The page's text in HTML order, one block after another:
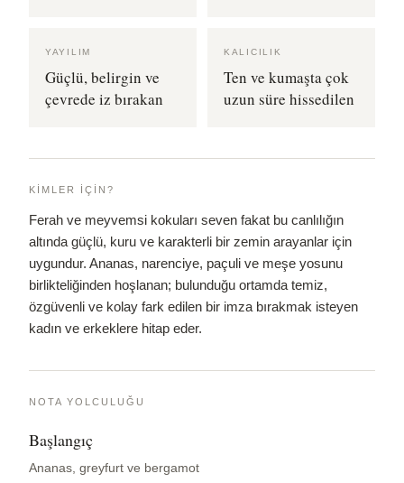
YAYILIM
Güçlü, belirgin ve
çevrede iz bırakan
KALICILIK
Ten ve kumaşta çok
uzun süre hissedilen
KIMLER İÇIN?
Ferah ve meyvemsi kokuları seven fakat bu canlılığın
altında güçlü, kuru ve karakterli bir zemin arayanlar için
uygundur. Ananas, narenciye, paçuli ve meşe yosunu
birlikteliğinden hoşlanan; bulunduğu ortamda temiz,
özgüvenli ve kolay fark edilen bir imza bırakmak isteyen
kadın ve erkeklere hitap eder.
NOTA YOLCULUĞU
Başlangıç
Ananas, greyfurt ve bergamot